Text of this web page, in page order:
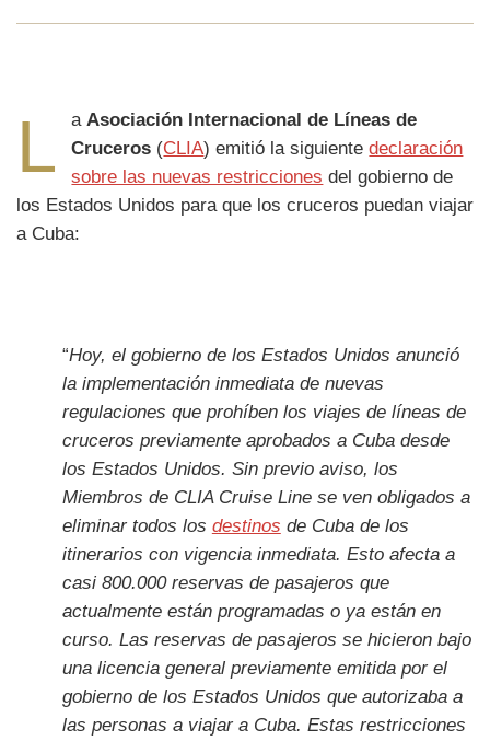
L aAsociación Internacional de Líneas de
Cruceros (CLIA) emitió la siguientedeclaración
sobre las nuevas restricciones del gobierno de
los Estados Unidos para que los cruceros puedan viajar
a Cuba:
“Hoy, el gobierno de los Estados Unidos anunció
la implementación inmediata de nuevas
regulaciones que prohíben los viajes de líneas de
cruceros previamente aprobados a Cuba desde
los Estados Unidos. Sin previo aviso, los
Miembros de CLIA Cruise Line se ven obligados a
eliminar todos los destinos de Cuba de los
itinerarios con vigencia inmediata. Esto afecta a
casi 800.000 reservas de pasajeros que
actualmente están programadas o ya están en
curso. Las reservas de pasajeros se hicieron bajo
una licencia general previamente emitida por el
gobierno de los Estados Unidos que autorizaba a
las personas a viajar a Cuba. Estas restricciones